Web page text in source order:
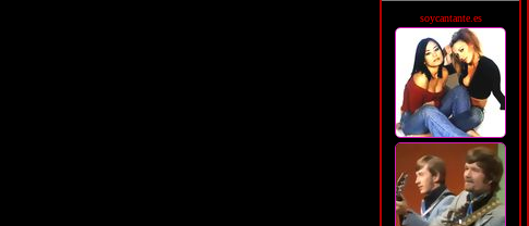
soycantante.es